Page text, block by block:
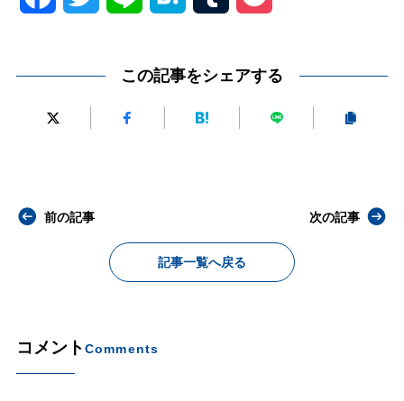
この記事をシェアする
前の記事
記事一覧へ戻る
次の記事
コメントComments